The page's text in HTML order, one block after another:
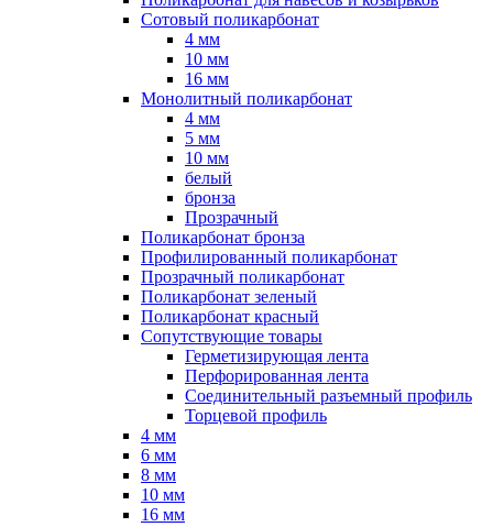
Сотовый поликарбонат
4 мм
10 мм
16 мм
Монолитный поликарбонат
4 мм
5 мм
10 мм
белый
бронза
Прозрачный
Поликарбонат бронза
Профилированный поликарбонат
Прозрачный поликарбонат
Поликарбонат зеленый
Поликарбонат красный
Сопутствующие товары
Герметизирующая лента
Перфорированная лента
Соединительный разъемный профиль
Торцевой профиль
4 мм
6 мм
8 мм
10 мм
16 мм